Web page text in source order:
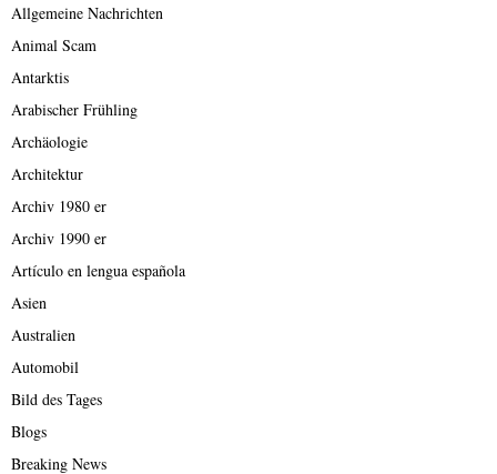
Allgemeine Nachrichten
Animal Scam
Antarktis
Arabischer Frühling
Archäologie
Architektur
Archiv 1980 er
Archiv 1990 er
Artículo en lengua española
Asien
Australien
Automobil
Bild des Tages
Blogs
Breaking News